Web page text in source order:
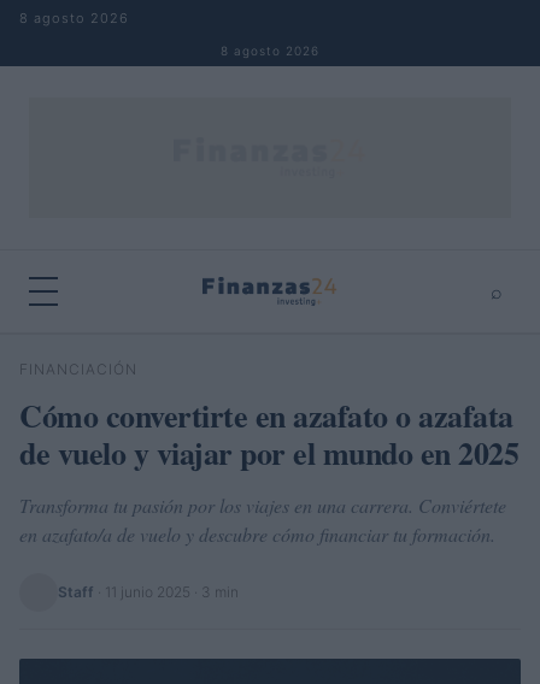
Saltar al contenido
8 agosto 2026
8 agosto 2026
⌕
Buscar
FINANCIACIÓN
Cómo convertirte en azafato o azafata
de vuelo y viajar por el mundo en 2025
Transforma tu pasión por los viajes en una carrera. Conviértete
en azafato/a de vuelo y descubre cómo financiar tu formación.
Staff 11 junio 2025 · 3 min